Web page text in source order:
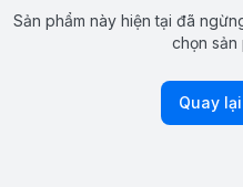
Sản phẩm này hiện tại đã
chọn sản
Quay